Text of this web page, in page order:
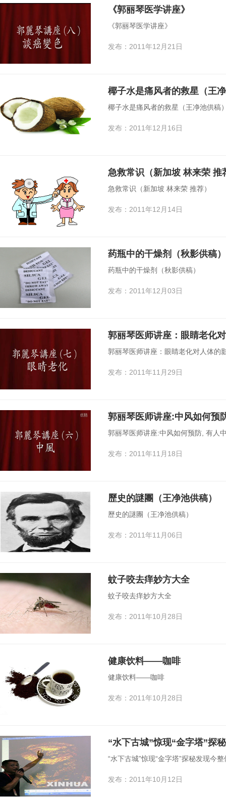
《郭丽琴医学讲座》
《郭丽琴医学讲座》
发布：2011年12月21日
椰子水是痛风者的救星（王
椰子水是痛风者的救星（王净池供稿
发布：2011年12月16日
急救常识（新加坡 林来荣 推
急救常识（新加坡 林来荣 推荐）
发布：2011年12月14日
药瓶中的干燥剂（秋影供稿）
药瓶中的干燥剂（秋影供稿）
发布：2011年12月03日
郭丽琴医师讲座：眼睛老化
郭丽琴医师讲座：眼睛老化对人体的
发布：2011年11月29日
郭丽琴医师讲座:中风如何预
郭丽琴医师讲座:中风如何预防, 有人
发布：2011年11月18日
歷史的謎團（王净池供稿）
歷史的謎團（王净池供稿）
发布：2011年11月06日
蚊子咬去痒妙方大全
蚊子咬去痒妙方大全
发布：2011年10月28日
健康饮料——咖啡
健康饮料——咖啡
发布：2011年10月28日
“水下古城”惊现“金字塔”探
“水下古城”惊现“金字塔”探秘发现今
发布：2011年10月12日